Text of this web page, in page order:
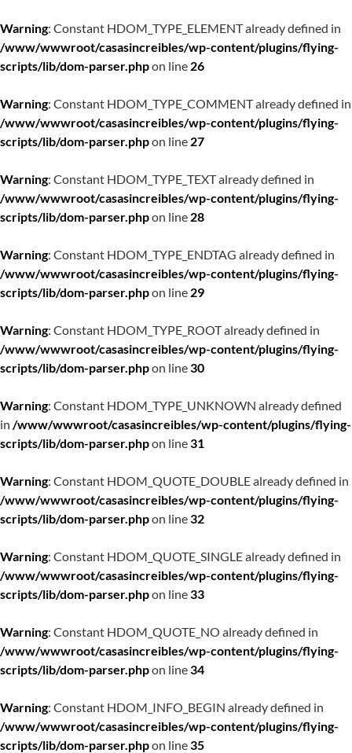
Warning: Constant HDOM_TYPE_ELEMENT already defined in
/www/wwwroot/casasincreibles/wp-content/plugins/flying-
scripts/lib/dom-parser.phpon line 26
Warning: Constant HDOM_TYPE_COMMENT already defined in
/www/wwwroot/casasincreibles/wp-content/plugins/flying-
scripts/lib/dom-parser.phpon line 27
Warning: Constant HDOM_TYPE_TEXT already defined in
/www/wwwroot/casasincreibles/wp-content/plugins/flying-
scripts/lib/dom-parser.phpon line 28
Warning: Constant HDOM_TYPE_ENDTAG already defined in
/www/wwwroot/casasincreibles/wp-content/plugins/flying-
scripts/lib/dom-parser.phpon line 29
Warning: Constant HDOM_TYPE_ROOT already defined in
/www/wwwroot/casasincreibles/wp-content/plugins/flying-
scripts/lib/dom-parser.phpon line30
Warning: Constant HDOM_TYPE_UNKNOWN already defined
in /www/wwwroot/casasincreibles/wp-content/plugins/flying-
scripts/lib/dom-parser.phpon line31
Warning: Constant HDOM_QUOTE_DOUBLE already defined in
/www/wwwroot/casasincreibles/wp-content/plugins/flying-
scripts/lib/dom-parser.phpon line32
Warning: Constant HDOM_QUOTE_SINGLE already defined in
/www/wwwroot/casasincreibles/wp-content/plugins/flying-
scripts/lib/dom-parser.phpon line33
Warning: Constant HDOM_QUOTE_NO already defined in
/www/wwwroot/casasincreibles/wp-content/plugins/flying-
scripts/lib/dom-parser.phpon line34
Warning: Constant HDOM_INFO_BEGIN already defined in
/www/wwwroot/casasincreibles/wp-content/plugins/flying-
scripts/lib/dom-parser.phpon line35